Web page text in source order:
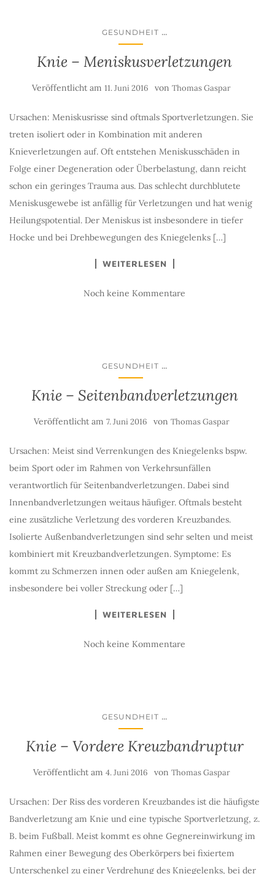
GESUNDHEIT ...
Knie – Meniskusverletzungen
Veröffentlicht am 11. Juni 2016 von Thomas Gaspar
Ursachen: Meniskusrisse sind oftmals Sportverletzungen. Sie
treten isoliert oder in Kombination mit anderen
Knieverletzungen auf. Oft entstehen Meniskusschäden in
Folge einer Degeneration oder Überbelastung, dann reicht
schon ein geringes Trauma aus. Das schlecht durchblutete
Meniskusgewebe ist anfällig für Verletzungen und hat wenig
Heilungspotential. Der Meniskus ist insbesondere in tiefer
Hocke und bei Drehbewegungen des Kniegelenks […]
WEITERLESEN
Noch keine Kommentare
GESUNDHEIT ...
Knie – Seitenbandverletzungen
Veröffentlicht am 7. Juni 2016 von Thomas Gaspar
Ursachen: Meist sind Verrenkungen des Kniegelenks bspw.
beim Sport oder im Rahmen von Verkehrsunfällen
verantwortlich für Seitenbandverletzungen. Dabei sind
Innenbandverletzungen weitaus häufiger. Oftmals besteht
eine zusätzliche Verletzung des vorderen Kreuzbandes.
Isolierte Außenbandverletzungen sind sehr selten und meist
kombiniert mit Kreuzbandverletzungen. Symptome: Es
kommt zu Schmerzen innen oder außen am Kniegelenk,
insbesondere bei voller Streckung oder […]
WEITERLESEN
Noch keine Kommentare
GESUNDHEIT ...
Knie – Vordere Kreuzbandruptur
Veröffentlicht am 4. Juni 2016 von Thomas Gaspar
Ursachen: Der Riss des vorderen Kreuzbandes ist die häufigste
Bandverletzung am Knie und eine typische Sportverletzung, z.
B. beim Fußball. Meist kommt es ohne Gegnereinwirkung im
Rahmen einer Bewegung des Oberkörpers bei fixiertem
Unterschenkel zu einer Verdrehung des Kniegelenks, bei der